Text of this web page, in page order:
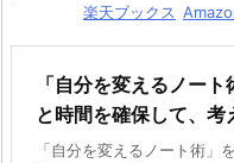
楽天ブックス
「自分を変えるノート
と時間を確保して、考
「自分を変えるノート術」